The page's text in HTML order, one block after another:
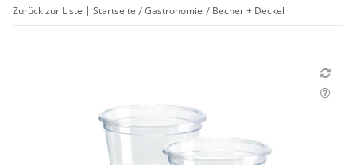
Zurück zur Liste Startseite Gastronomie Becher + Deckel